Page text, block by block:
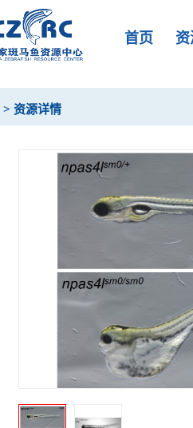
首页
> 资源详情